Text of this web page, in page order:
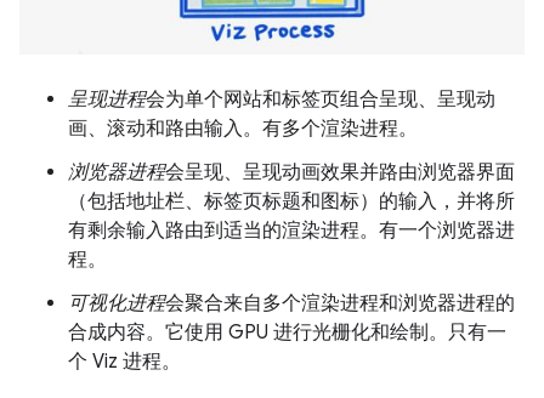
呈现进程会为单个网站和标签页组合呈现、呈现动
画、滚动和路由输入。有多个渲染进程。
浏览器进程会呈现、呈现动画效果并路由浏览器界面
（包括地址栏、标签页标题和图标）的输入，并将所
有剩余输入路由到适当的渲染进程。有一个浏览器进
程。
可视化进程会聚合来自多个渲染进程和浏览器进程的
合成内容。它使用 GPU 进行光栅化和绘制。只有一
个 Viz 进程。